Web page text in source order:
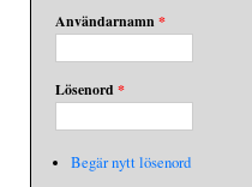
Användarnamn*
Lösenord*
Begär nytt lösenord